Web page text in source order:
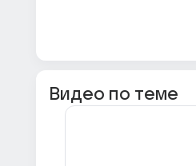
Видео по теме